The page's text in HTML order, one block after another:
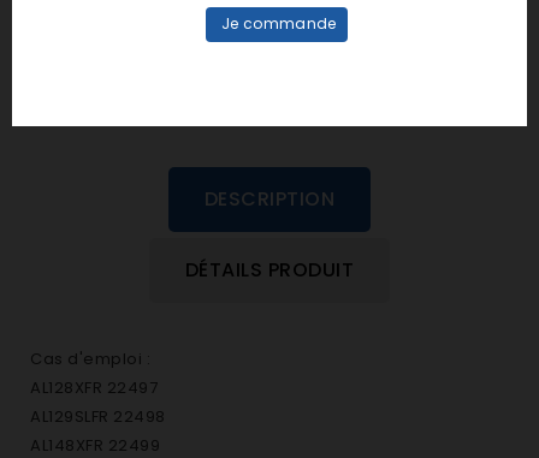
DESCRIPTION
DÉTAILS PRODUIT
Cas d'emploi :
AL128XFR 22497
AL129SLFR 22498
AL148XFR 22499
Je commande